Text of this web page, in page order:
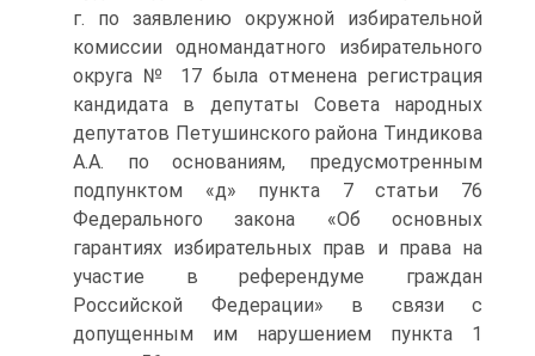
г. по заявлению окружной избирательной
комиссии одномандатного избирательного
округа № 17 была отменена регистрация
кандидата в депутаты Совета народных
депутатов Петушинского района Тиндикова
А.А. по основаниям, предусмотренным
подпунктом «д» пункта 7 статьи 76
Федерального закона «Об основных
гарантиях избирательных прав и права на
участие в референдуме граждан
Российской Федерации» в связи с
допущенным им нарушением пункта 1